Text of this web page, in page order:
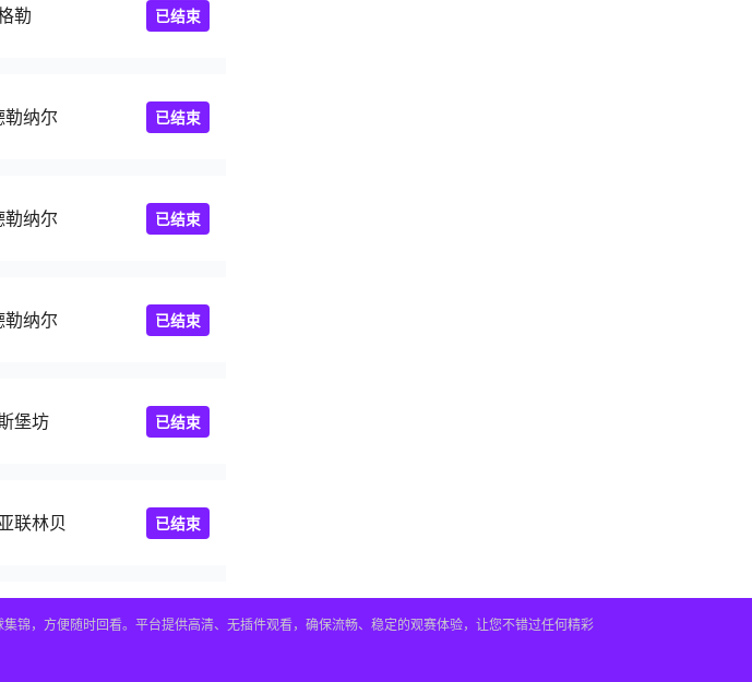
勒 已结束
纳尔 已结束
纳尔 已结束
纳尔 已结束
堡坊 已结束
联林贝 已结束
锦，方便随时回看。平台提供高清、无插件观看，确保流畅、稳定的观赛体验，让您不错过任何精彩